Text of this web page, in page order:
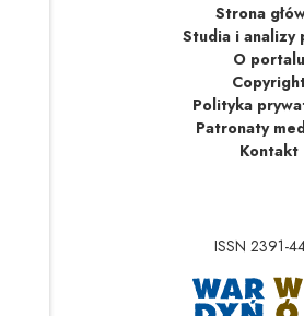
Strona
Studia i analizy
O portalu
Polityka
Patronaty
Kontakt
ISSN 2391-